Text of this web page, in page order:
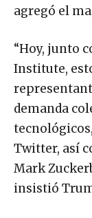
agregó el
“Hoy, junto
Institute,
demanda
Twitter, así
Mark
insistió